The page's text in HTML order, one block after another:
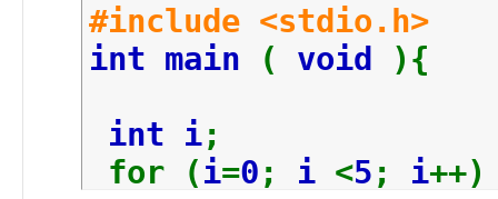
#include <stdio.h>
int main
( void
){
int i;
for (i=0 ; i <5 ; i